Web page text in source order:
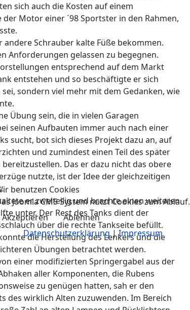
sich auch die Kosten auf einem
Motor einer ´98 Sportster in den Rahmen,
Schrauber kalte Füße bekommen.
Anforderungen gelassen zu begegnen.
entsprechend auf dem Markt
entstehen und so beschäftigte er sich
sondern viel mehr mit dem Gedanken, wie
Übung sein, die in vielen Garagen
seinen Aufbauten immer auch nach einer
sucht, bot sich dieses Projekt dazu an, auf
und zumindest einen Teil des später
Das er dazu nicht das obere
nutzte, ist der Idee der gleichzeitigen
er zweiteilig und brachte einen weiteren
unter. Der Rest des Tanks dient der
über die rechte Tankseite befüllt.
die Herstellung des Lenkers und die
Übungen betrachtet werden.
einer modifizierten Springergabel aus der
aller Komponenten, die Rubens
zu genügen hatten, sah er den
des wirklich Alten zuzuwenden. Im Bereich
benutzen Cookies
Joomla CMS System nutzt Cookies zum Ablauf.
Akzeptieren
Ablehnen
Datenschutzerklärung|Impressum